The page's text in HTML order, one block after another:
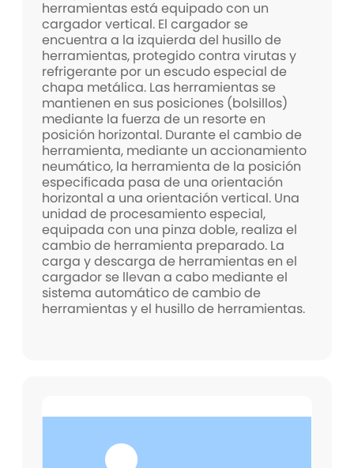
herramientas está equipado con un
cargador vertical. El cargador se
encuentra a la izquierda del husillo de
herramientas, protegido contra virutas y
refrigerante por un escudo especial de
chapa metálica. Las herramientas se
mantienen en sus posiciones (bolsillos)
mediante la fuerza de un resorte en
posición horizontal. Durante el cambio de
herramienta, mediante un accionamiento
neumático, la herramienta de la posición
especificada pasa de una orientación
horizontal a una orientación vertical. Una
unidad de procesamiento especial,
equipada con una pinza doble, realiza el
cambio de herramienta preparado. La
carga y descarga de herramientas en el
cargador se llevan a cabo mediante el
sistema automático de cambio de
herramientas y el husillo de herramientas.